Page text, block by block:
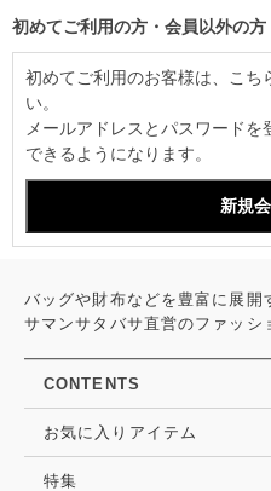
初めてご利用の方・会員以外の方
初めてご利用のお客様は、こち
い。
メールアドレスとパスワード
できるようになります。
バッグや財布などを豊富に展開
サマンサタバサ直営のファッシ
CONTENTS
お気に入りアイテム
特集